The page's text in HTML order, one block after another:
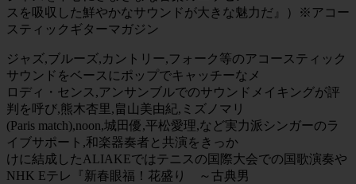
スを吸収した鮮やかなサウンドが大きな魅力だ』）※アコー
スティックギターマガジン
ジャズ,ブルーズ,カントリー,フォーク等のアコースティック
サウンドをベースにポップでキャッチーなメ
ロディ・センス,アンサンブルでのサウンドメイキングが評
判を呼び,熊木杏里,畠山美由紀,ミズノマリ
(Paris match),noon,城田優,平松愛理,など実力派シンガーのラ
イブサポート,和楽器奏者と共演をきっか
けに結成したALIAKEではテニスの国際大会での国歌演奏や
NHK Eテレ『新春眼福！花盛り ～古典男